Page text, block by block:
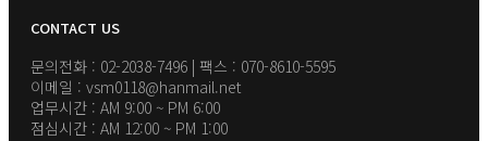
CONTACT US
문의전화 : 02-2038-7496 | 팩스 : 070-8610-5595
이메일 : vsm0118@hanmail.net
업무시간 : AM 9:00 ~ PM 6:00
점심시간 : AM 12:00 ~ PM 1:00